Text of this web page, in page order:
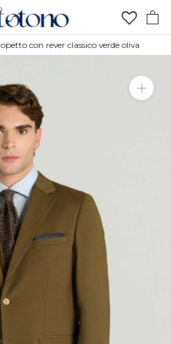
con rever classico verde oliva